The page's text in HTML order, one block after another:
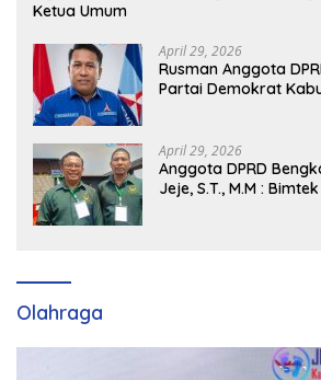
Ketua Umum
April 29, 2026
Rusman Anggota
Partai Demokrat
April 29, 2026
Anggota DPRD
Jeje, S.T., M.M :
Olahraga